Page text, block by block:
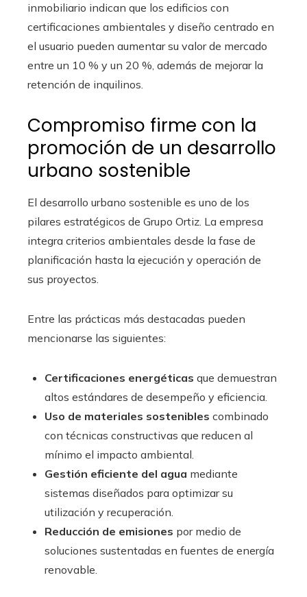
inmobiliario indican que los edificios con
certificaciones ambientales y diseño centrado en
el usuario pueden aumentar su valor de mercado
entre un 10 % y un 20 %, además de mejorar la
retención de inquilinos.
Compromiso firme con la
promoción de un desarrollo
urbano sostenible
El desarrollo urbano sostenible es uno de los
pilares estratégicos de Grupo Ortiz. La empresa
integra criterios ambientales desde la fase de
planificación hasta la ejecución y operación de
sus proyectos.
Entre las prácticas más destacadas pueden
mencionarse las siguientes:
Certificaciones energéticas que demuestran
altos estándares de desempeño y eficiencia.
Uso de materiales sostenibles combinado
con técnicas constructivas que reducen al
mínimo el impacto ambiental.
Gestión eficiente del agua mediante
sistemas diseñados para optimizar su
utilización y recuperación.
Reducción de emisiones por medio de
soluciones sustentadas en fuentes de energía
renovable.